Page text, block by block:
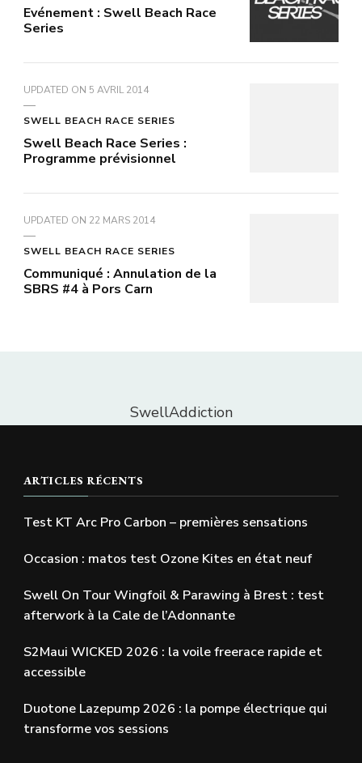
Evénement : Swell Beach Race
Series
UPDATED ON 5 AVRIL 2014
SWELL BEACH RACE SERIES
Swell Beach Race Series :
Programme prévisionnel
UPDATED ON 22 MARS 2014
SWELL BEACH RACE SERIES
Communiqué : Annulation de la
SBRS #4 à Pors Carn
SwellAddiction
ARTICLES RÉCENTS
Test KT Arc Pro Carbon – premières sensations
Occasion : matos test Ozone Kites en état neuf
Swell On Tour Wingfoil & Parawing à Brest : test
afterwork à la Cale de l’Adonnante
S2Maui WICKED 2026 : la voile freerace rapide et
accessible
Duotone Lazepump 2026 : la pompe électrique qui
transforme vos sessions